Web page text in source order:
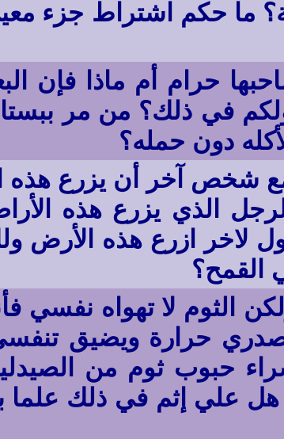
ما حكم اشتراط جزء
حرام أم ماذا فإن
قولكم في ذلك؟ من مر
دون حمله؟
شخص آخر أن يزرع
الذي يزرع هذه
لاخر ازرع هذه الأرض
القمح؟
الثوم لا تهواه نفسي
حرارة ويضيق تنفسي
حبوب ثوم من
هل علي إثم في ذلك